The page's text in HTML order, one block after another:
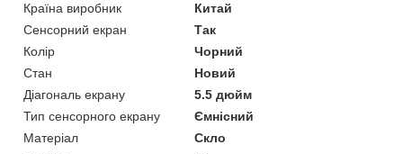
Країна виробник
Китай
Сенсорний екран
Так
Колір
Чорний
Стан
Новий
Діагональ екрану
5.5 дюйм
Тип сенсорного екрану
Ємнісний
Матеріал
Скло